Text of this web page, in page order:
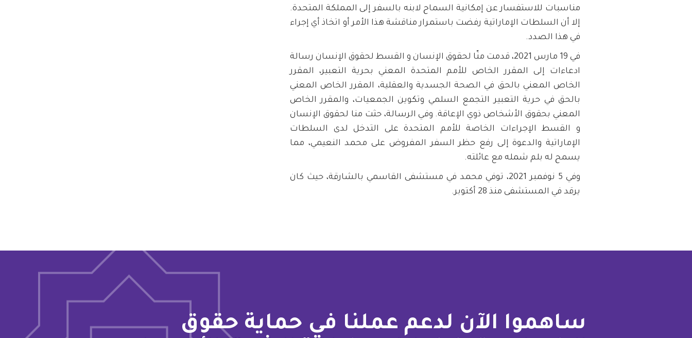
مناسبات للاستفسار عن إمكانية السماح لابنه بالسفر إلى المملكة المتحدة.
إلا أن السلطات الإماراتية رفضت باستمرار مناقشة هذا الأمر أو اتخاذ أي إجراء
في هذا الصدد.
في 19 مارس 2021، قدمت منّا لحقوق الإنسان و القسط لحقوق الإنسان رسالة
ادعاءات إلى المقرر الخاص للأمم المتحدة المعني بحرية التعبير، المقرر
الخاص المعني بالحق في الصحة الجسدية والعقلية، المقرر الخاص المعني
بالحق في حرية التعبير التجمع السلمي وتكوين الجمعيات، والمقرر الخاص
المعني بحقوق الأشخاص ذوي الإعاقة. وفي الرسالة، حثت منا لحقوق الإنسان
و القسط الإجراءات الخاصة للأمم المتحدة على التدخل لدى السلطات
الإماراتية والدعوة إلى رفع حظر السفر المفروض على محمد النعيمي، مما
يسمح له بلم شمله مع عائلته.
وفي 5 نوفمبر 2021، توفي محمد في مستشفى القاسمي بالشارقة، حيث كان
يرقد في المستشفى منذ 28 أكتوبر.
ساهموا الآن لدعم عملنا في حماية حقوق